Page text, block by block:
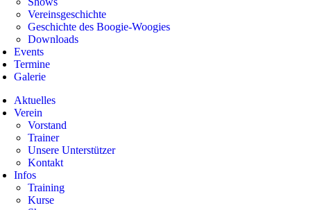
Vereinsgeschichte
Geschichte des Boogie-Woogies
Downloads
Events
Termine
Galerie
Aktuelles
Verein
Vorstand
Trainer
Unsere Unterstützer
Kontakt
Infos
Training
Kurse